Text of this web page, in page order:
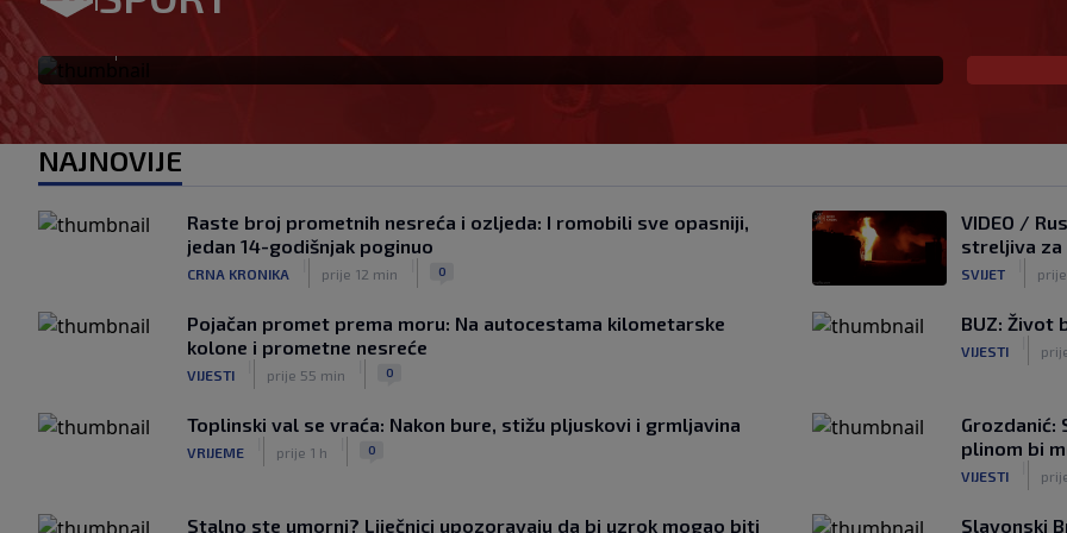
‘Imao sam 16 ponuda, ali htio sam SHNL’
NAJNOVIJE
Raste broj prometnih nesreća i ozljeda: I romobili sve opasniji,
jedan 14-godišnjak poginuo
CRNA KRONIKA prije 12 min 0
VIDEO /
streljiva
SVIJET
Pojačan promet prema moru: Na autocestama kilometarske
kolone i prometne nesreće
VIJESTI prije 55 min 0
BUZ: Život
VIJESTI
Toplinski val se vraća: Nakon bure, stižu pljuskovi i grmljavina
VRIJEME prije 1 h 0
Grozdanić:
plinom bi
VIJESTI
Stalno ste umorni? Liječnici upozoravaju da bi uzrok mogao biti Slavonski